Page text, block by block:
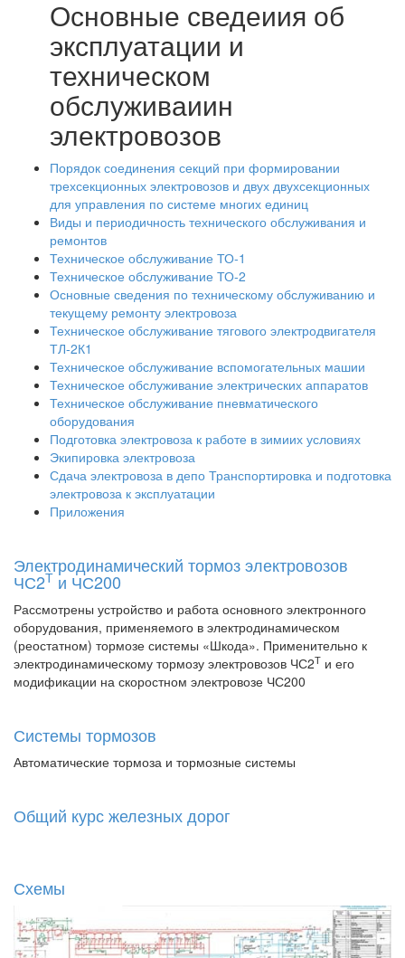
Основные сведеиия об
эксплуатации и
техническом
обслуживаиин
электровозов
Порядок соединения секций при формировании
трехсекционных электровозов и двух двухсекционных
для управления по системе многих единиц
Виды и периодичность технического обслуживания и
ремонтов
Техническое обслуживание ТО-1
Техническое обслуживание ТО-2
Основные сведения по техническому обслуживанию и
текущему ремонту электровоза
Техническое обслуживание тягового электродвигателя
ТЛ-2К1
Техническое обслуживание вспомогательных машии
Техническое обслуживание электрических аппаратов
Техническое обслуживание пневматического
оборудования
Подготовка электровоза к работе в зимиих условиях
Экипировка электровоза
Сдача электровоза в депо Транспортировка и подготовка
электровоза к эксплуатации
Приложения
Электродинамический тормоз электровозов
ЧС2Т и ЧС200
Рассмотрены устройство и работа основного электронного
оборудования, применяемого в электродинамическом
(реостатном) тормозе системы «Шкода». Применительно к
электродинамическому тормозу электровозов ЧС2Т и его
модификации на скоростном электровозе ЧС200
Системы тормозов
Автоматические тормоза и тормозные системы
Общий курс железных дорог
Схемы